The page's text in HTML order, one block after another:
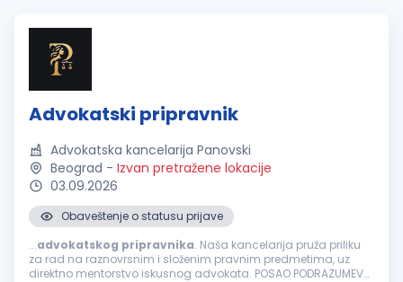
Advokatski pripravnik
Advokatska kancelarija Panovski
Beograd - Izvan pretražene lokacije
03.09.2026
Obaveštenje o statusu prijave
...advokatskog pripravnika. Naša kancelarija pruža priliku
za rad na raznovrsnim i složenim pravnim predmetima, uz
direktno mentorstvo iskusnog advokata. POSAO PODRAZUMEVA: